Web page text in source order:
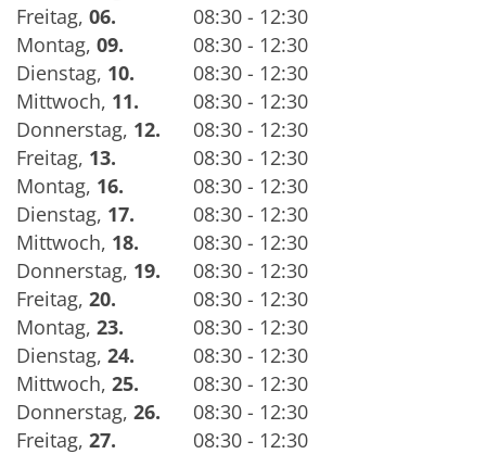
Freitag, 06.
08:30 - 12:30
Montag, 09.
08:30 - 12:30
Dienstag, 10.
08:30 - 12:30
Mittwoch, 11.
08:30 - 12:30
Donnerstag, 12.
08:30 - 12:30
Freitag, 13.
08:30 - 12:30
Montag, 16.
08:30 - 12:30
Dienstag, 17.
08:30 - 12:30
Mittwoch, 18.
08:30 - 12:30
Donnerstag, 19.
08:30 - 12:30
Freitag, 20.
08:30 - 12:30
Montag, 23.
08:30 - 12:30
Dienstag, 24.
08:30 - 12:30
Mittwoch, 25.
08:30 - 12:30
Donnerstag, 26.
08:30 - 12:30
Freitag, 27.
08:30 - 12:30